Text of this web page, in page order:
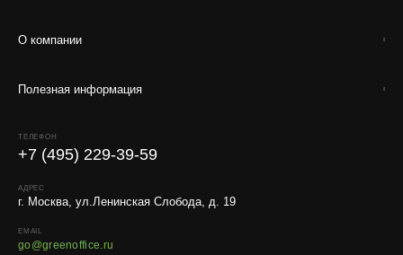
По тарифам транспортных компаний + доставка по Москве
Стоимость доставки до вашего города зависит от тарифов ТК,
Условия
О компании
Полезная информация
ТЕЛЕФОН
+7 (495) 229-39-59
АДРЕС
г. Москва, ул.Ленинская Слобода, д. 19
EMAIL
go@greenoffice.ru